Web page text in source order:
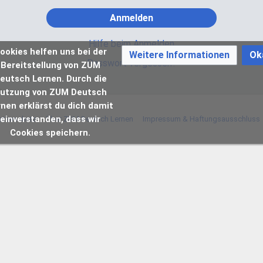
Anmelden
Hilfe beim Anmelden
Passwort vergessen?
Über ZUM Deutsch Lernen Impressum & Haftungsausschluss
helfen uns bei der
Bereitstellung von ZUM
Lernen. Durch die
von ZUM Deutsch
erklärst du dich damit
einverstanden, dass wir
Cookies speichern.
Weitere Informationen